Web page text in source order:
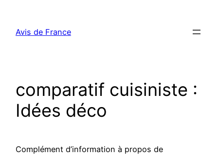
contenu
Avis de France
comparatif cuisiniste :
Idées déco
Complément d’information à propos de